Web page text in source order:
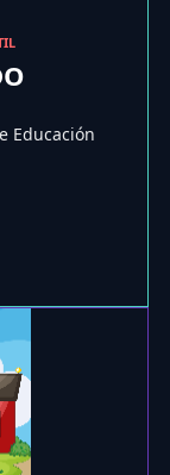
Educación